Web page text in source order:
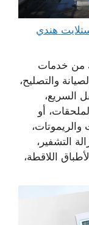
52227330 فني ستلايت هندي
من خدمات
والتصليح،
السريع،
أو
والريموتات،
التشفير،
اللاقطة،